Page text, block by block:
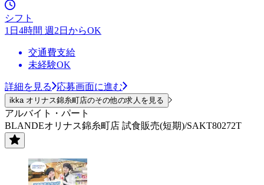
シフト
1日4時間 週2日からOK
交通費支給
未経験OK
詳細を見る 応募画面に進む
ikka オリナス錦糸町店のその他の求人を見る
アルバイト・パート
BLANDEオリナス錦糸町店 試食販売(短期)/SAKT80272T